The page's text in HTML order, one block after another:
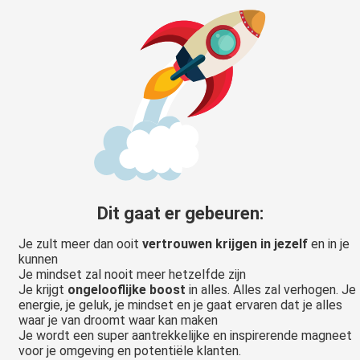
Dit gaat er gebeuren:
Je zult meer dan ooitvertrouwen krijgen in jezelf en in je
kunnen
Je mindset zal nooit meer hetzelfde zijn
Je krijgt ongelooflijke boost in alles. Alles zal verhogen. Je
energie, je geluk, je mindset en je gaat ervaren dat je alles
waar je van droomt waar kan maken
Je wordt een super aantrekkelijke en inspirerende magneet
voor je omgeving en potentiële klanten.